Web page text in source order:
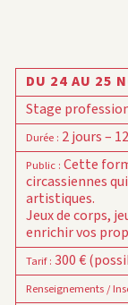
DU 24 AU 25
Stage
Durée: 2 jours –
Public: Cette
circassiennes
artistiques.
Jeux de corps,
enrichir vos
Tarif: 300 €
Renseignements /